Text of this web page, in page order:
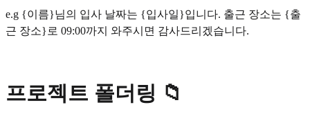
e.g {이름}님의 입사 날짜는 {입사일}입니다. 출근 장소는 {출
근 장소}로 09:00까지 와주시면 감사드리겠습니다.
프로젝트 폴더링 📁